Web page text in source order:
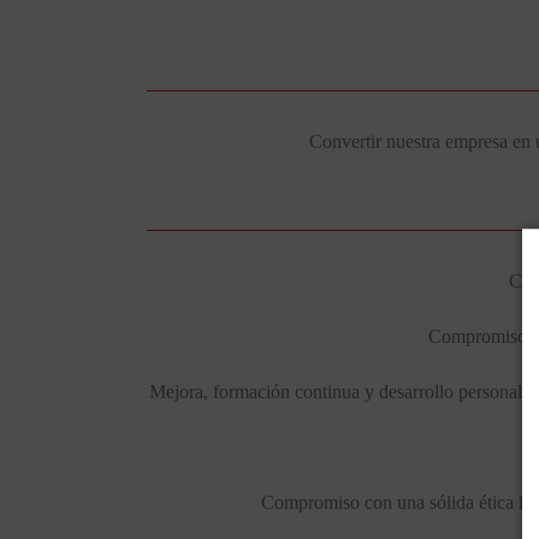
Convertir nuestra empresa
Compromiso
Mejora, formación continua y desarrollo personal
Compromiso con una sólida ética